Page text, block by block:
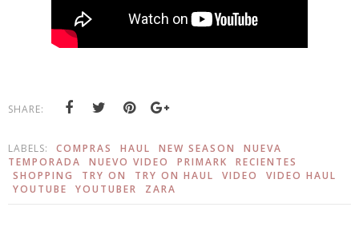
SHARE:
LABELS: COMPRAS HAUL NEW SEASON
NUEVA
TEMPORADA
NUEVO VIDEO PRIMARK
RECIENTES
SHOPPING
TRY ON TRY ON HAUL VIDEO
VIDEO HAUL
YOUTUBE
YOUTUBER ZARA